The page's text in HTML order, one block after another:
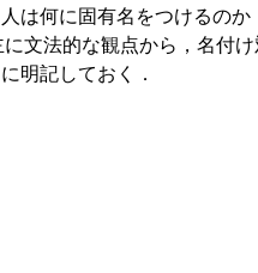
は何に固有名をつけるのか
に文法的な観点から，名
明記しておく．